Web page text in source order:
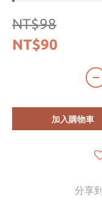
NT$98
NT$90
加入購物車
分享